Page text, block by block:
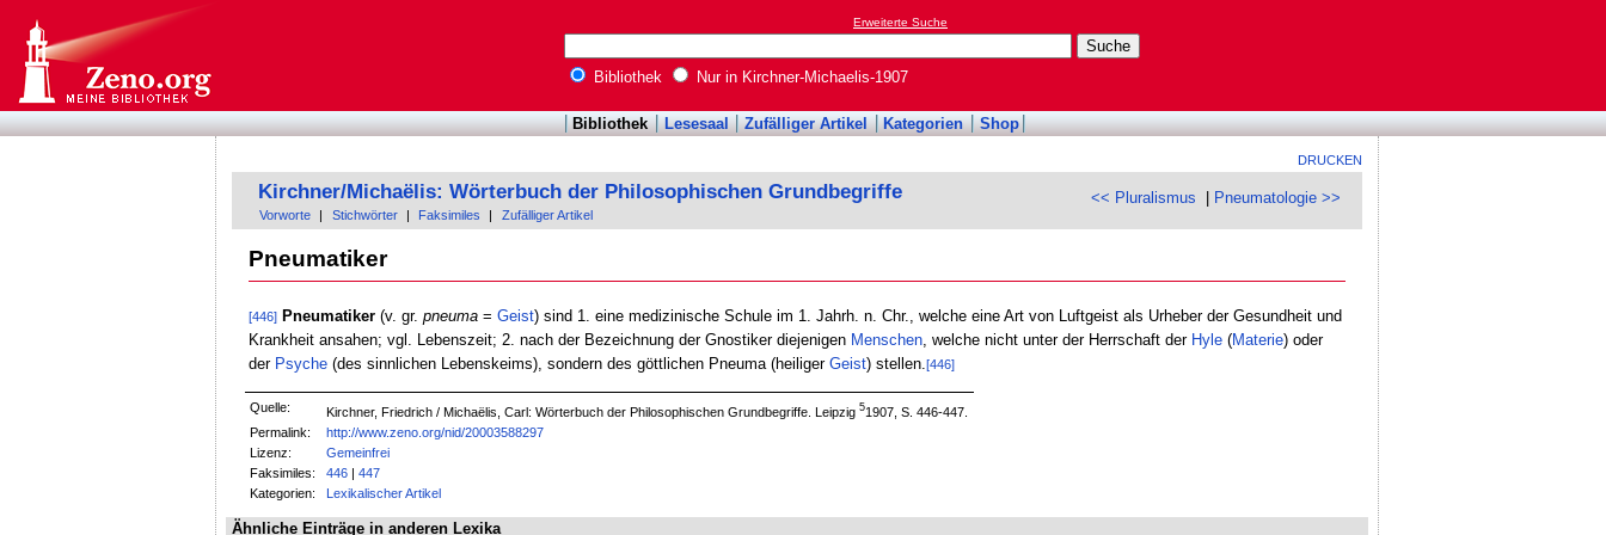
Erweiterte Suche
Bibliothek Nur in Kirchner-Michaelis-1907
Bibliothek Lesesaal Zufälliger Artikel Kategorien Shop
DRUCKEN
<< Pluralismus Pneumatologie >>
Kirchner/Michaëlis: Wörterbuch der Philosophischen Grundbegriffe
Vorworte Stichwörter Faksimiles Zufälliger Artikel
Pneumatiker
[446] Pneumatiker(v. gr. pneuma= Geist) sind 1. eine medizinische Schule im 1. Jahrh. n. Chr., welche eine Art von Luftgeist als Urheber der Gesundheit und
Krankheit ansahen; vgl. Lebenszeit; 2. nach der Bezeichnung der Gnostiker diejenigen Menschen, welche nicht unter der Herrschaft der Hyle(Materie) oder
der Psyche(des sinnlichen Lebenskeims), sondern des göttlichen Pneuma (heiliger Geist) stellen. [446]
Quelle: Kirchner, Friedrich / Michaëlis, Carl: Wörterbuch der Philosophischen Grundbegriffe. Leipzig51907, S. 446-447.
Permalink:
http://www.zeno.org/nid/20003588297
Lizenz:
Gemeinfrei
Faksimiles:
446 |447
Kategorien:
Lexikalischer Artikel
Ähnliche Einträge in anderen Lexika